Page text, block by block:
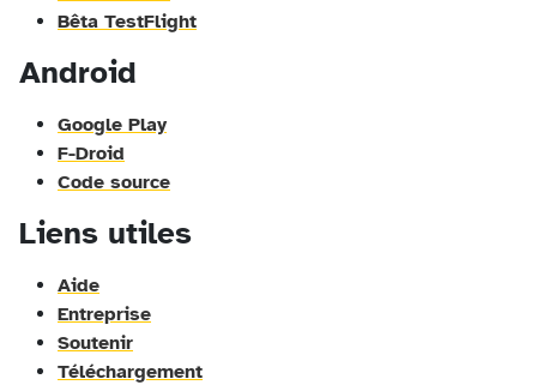
Bêta TestFlight
Android
Google Play
F-Droid
Code source
Liens utiles
Aide
Entreprise
Soutenir
Téléchargement